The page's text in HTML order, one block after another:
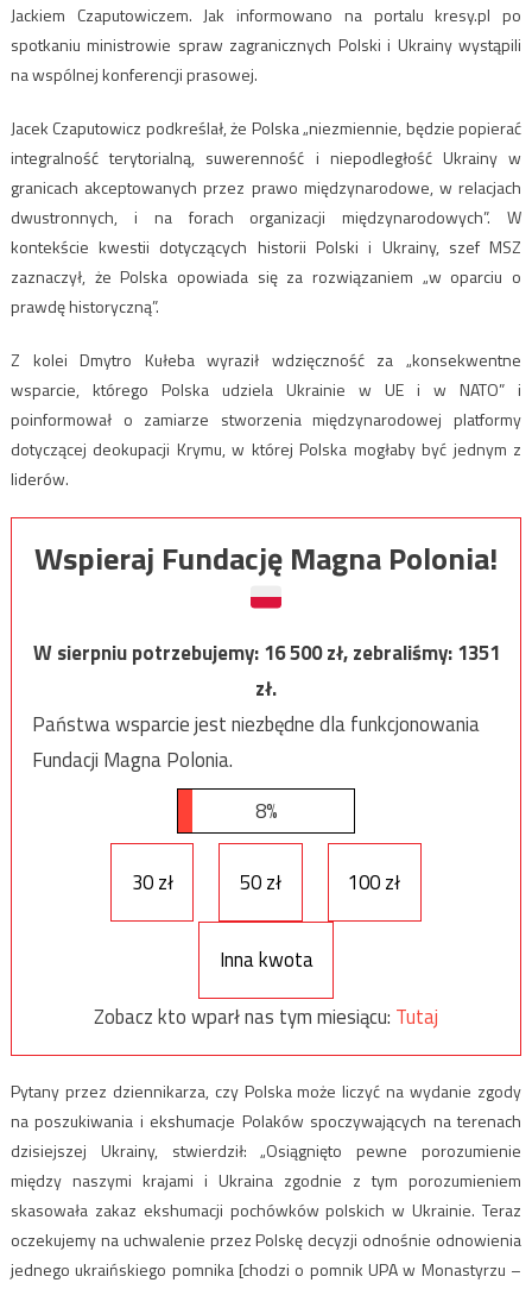
Jackiem Czaputowiczem. Jak informowano na portalu kresy.pl po
spotkaniu ministrowie spraw zagranicznych Polski i Ukrainy wystąpili
na wspólnej konferencji prasowej.
Jacek Czaputowicz podkreślał, że Polska „niezmiennie, będzie popierać
integralność terytorialną, suwerenność i niepodległość Ukrainy w
granicach akceptowanych przez prawo międzynarodowe, w relacjach
dwustronnych, i na forach organizacji międzynarodowych”. W
kontekście kwestii dotyczących historii Polski i Ukrainy, szef MSZ
zaznaczył, że Polska opowiada się za rozwiązaniem „w oparciu o
prawdę historyczną”.
Z kolei Dmytro Kułeba wyraził wdzięczność za „konsekwentne
wsparcie, którego Polska udziela Ukrainie w UE i w NATO” i
poinformował o zamiarze stworzenia międzynarodowej platformy
dotyczącej deokupacji Krymu, w której Polska mogłaby być jednym z
liderów.
Wspieraj Fundację Magna Polonia!
W sierpniu potrzebujemy:16 500zł, zebraliśmy:1351
zł.
Państwa wsparcie jest niezbędne dla funkcjonowania
Fundacji Magna Polonia.
8%
30 zł 50 zł 100 zł
Inna kwota
Zobacz kto wparł nas tym miesiącu: Tutaj
Pytany przez dziennikarza, czy Polska może liczyć na wydanie zgody
na poszukiwania i ekshumacje Polaków spoczywających na terenach
dzisiejszej Ukrainy, stwierdził: „Osiągnięto pewne porozumienie
między naszymi krajami i Ukraina zgodnie z tym porozumieniem
skasowała zakaz ekshumacji pochówków polskich w Ukrainie. Teraz
oczekujemy na uchwalenie przez Polskę decyzji odnośnie odnowienia
jednego ukraińskiego pomnika [chodzi o pomnik UPA w Monastyrzu –